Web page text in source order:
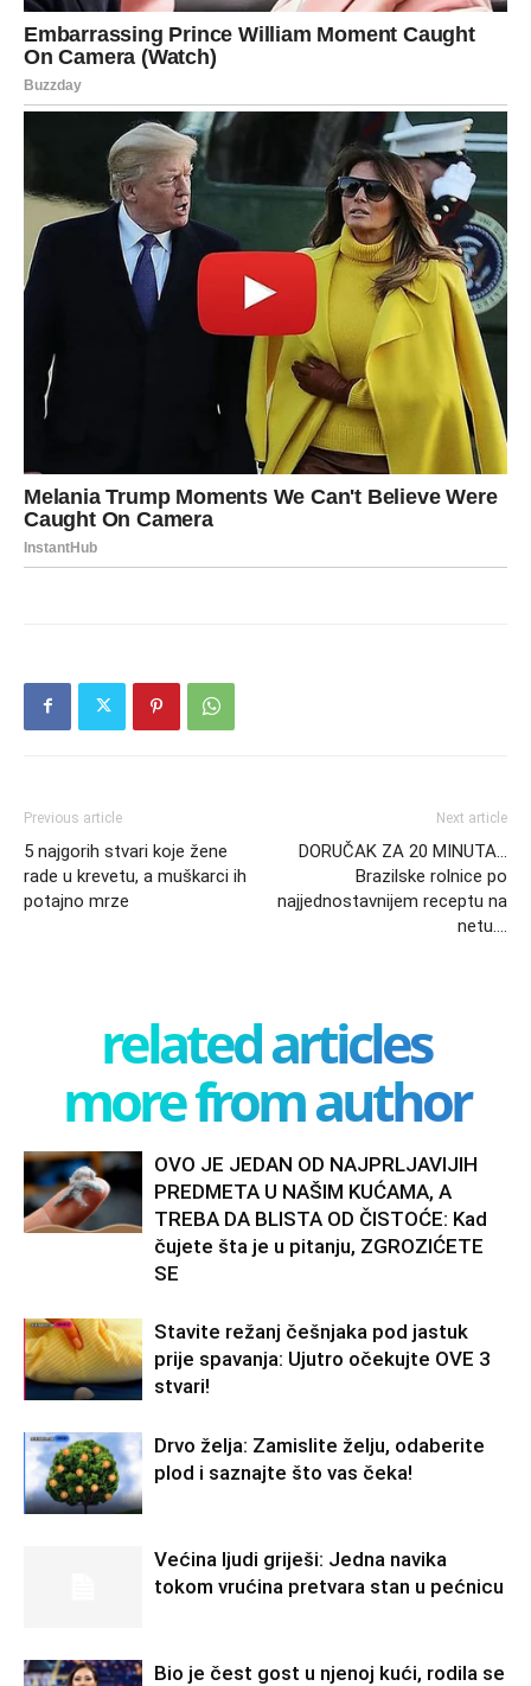
Previous article
5 najgorih stvari koje žene
rade u krevetu, a muškarci ih
potajno mrze
Next article
DORUČAK ZA 20 MINUTA…
Brazilske rolnice po
najjednostavnijem receptu na
netu….
related articles
more from author
OVO JE JEDAN OD NAJPRLJAVIJIH
PREDMETA U NAŠIM KUĆAMA, A
TREBA DA BLISTA OD ČISTOĆE: Kad
čujete šta je u pitanju, ZGROZIĆETE
SE
Stavite režanj češnjaka pod jastuk
prije spavanja: Ujutro očekujte OVE 3
stvari!
Drvo želja: Zamislite želju, odaberite
plod i saznajte što vas čeka!
Većina ljudi griješi: Jedna navika
tokom vrućina pretvara stan u pećnicu
Bio je čest gost u njenoj kući, rodila se